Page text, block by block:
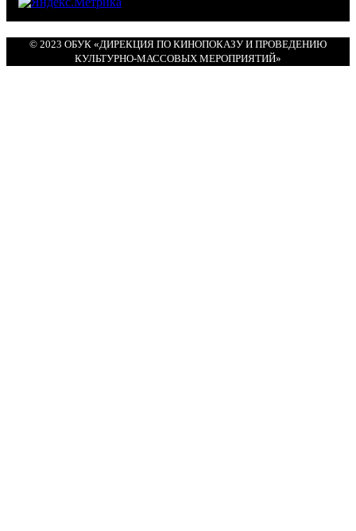
© 2023 ОБУК «ДИРЕКЦИЯ ПО КИНОПОКАЗУ И ПРОВЕДЕНИЮ
КУЛЬТУРНО-МАССОВЫХ МЕРОПРИЯТИЙ»